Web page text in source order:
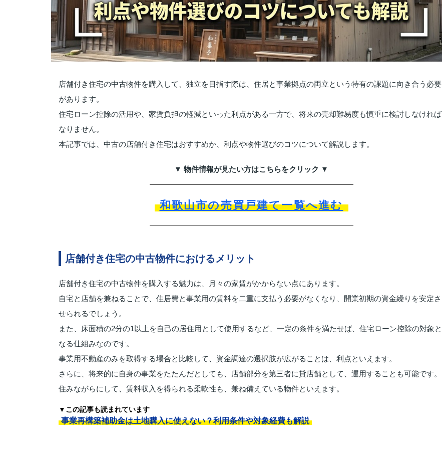
店舗付き住宅の中古物件を購入して、独立を目指す際は、住居と事業拠点の両立という特有の課題に向き合う必要
があります。
住宅ローン控除の活用や、家賃負担の軽減といった利点がある一方で、将来の売却難易度も慎重に検討しなければ
なりません。
本記事では、中古の店舗付き住宅はおすすめか、利点や物件選びのコツについて解説します。
▼ 物件情報が見たい方はこちらをクリック ▼
和歌山市の売買戸建て一覧へ進む
店舗付き住宅の中古物件におけるメリット
店舗付き住宅の中古物件を購入する魅力は、月々の家賃がかからない点にあります。
自宅と店舗を兼ねることで、住居費と事業用の賃料を二重に支払う必要がなくなり、開業初期の資金繰りを安定さ
せられるでしょう。
また、床面積の2分の1以上を自己の居住用として使用するなど、一定の条件を満たせば、住宅ローン控除の対象と
なる仕組みなのです。
事業用不動産のみを取得する場合と比較して、資金調達の選択肢が広がることは、利点といえます。
さらに、将来的に自身の事業をたたんだとしても、店舗部分を第三者に貸店舗として、運用することも可能です。
住みながらにして、賃料収入を得られる柔軟性も、兼ね備えている物件といえます。
▼この記事も読まれています
事業再構築補助金は土地購入に使えない？利用条件や対象経費も解説